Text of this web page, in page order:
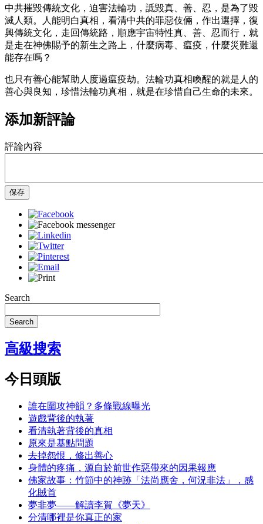
中共摧毀傳統文化，迫害法輪功，詆毀真、善、忍，是為了毀
滅人類。人能明白真相，看清中共的罪惡伎倆，作出選擇，復
興傳統文化，走回傳統路，順應宇宙特性真、善、忍而行，就
是走在神佛賜予的新生之路上，什麼病毒、瘟疫，什麼災難還
能存在嗎？
也只有善心能幫助人度過瘟疫劫。法輪功真相喚醒的就是人的
善心與良知，珍惜法輪功真相，就是在珍惜自己生命的未來。
添加新評論
評論內容
保存
Search
Search
高級搜索
今日頭版
誰在圍攻神韻？多條戰線曝光
遊戲背後的執著
看清執著背後的真相
原來是基點問題
去掉怨恨，修出善心
身體的疼痛，源自於前世作惡帶來的因果報應
佛家故事：竹節中的神跡「法尚應舍，何況非法」，感
化賊首
夢非夢——解讀李賀《夢天》
分清哪裡是你真正的家